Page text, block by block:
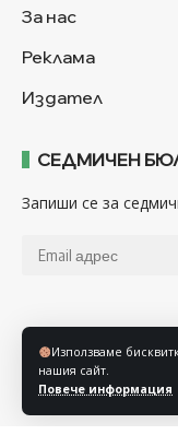
Използваме
нашия сайт.
Повече информация
За нас
Реклама
Издател
СЕДМИЧЕН
Запиши се за